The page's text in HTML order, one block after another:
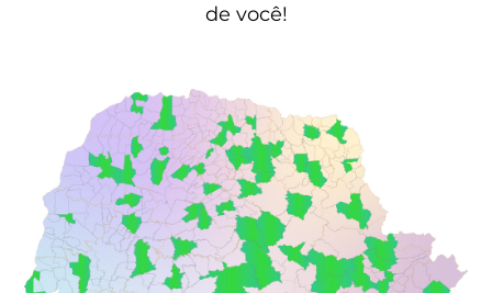
de você!